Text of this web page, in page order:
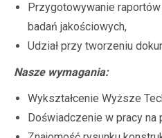
Przygotowywanie
badań jakościowych,
Udział przy tworzeniu
Nasze wymagania:
Wykształcenie Wyższe
Doświadczenie w pracy na